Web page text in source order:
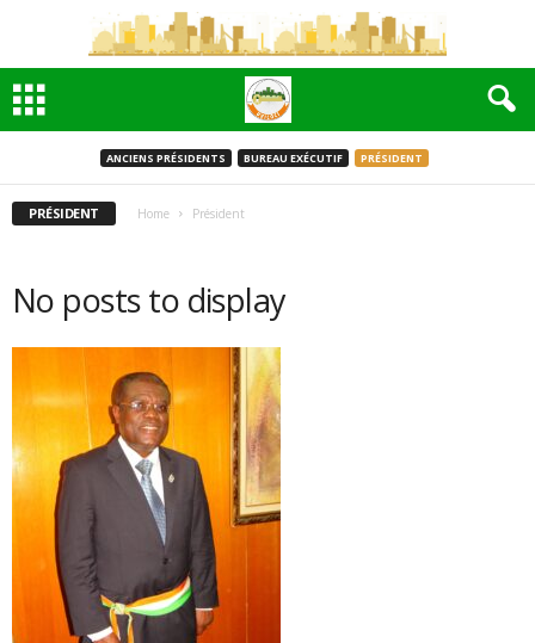
ANCIENS PRÉSIDENTS BUREAU EXÉCUTIF PRÉSIDENT
PRÉSIDENT Home Président
No posts to display